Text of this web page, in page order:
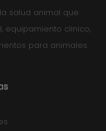
salud animal que
equipamiento clinico,
para animales.